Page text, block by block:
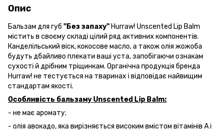
Опис
Бальзам для губ "Без запаху" Hurraw! Unscented Lip Balm
містить в своєму складі цілий ряд активних компонентів.
Канделільський віск, кокосове масло, а також олія жожоба
будуть дбайливо плекати ваші уста, запобігаючи ознакам
сухості й дрібним тріщинкам. Органічна продукція бренда
Hurraw! не тестується на тваринах і відповідає найвищим
стандартам якості.
Особливість бальзаму Unscented Lip Balm:
- не має аромату;
- олія авокадо, яка вирізняється високим вмістом вітамінів А і